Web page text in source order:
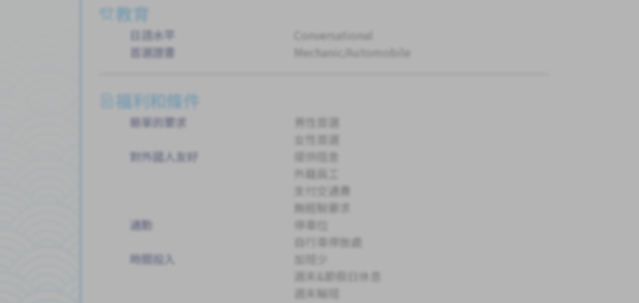
教育
日語水平
Conversational
首選證書
Mechanic/Automobile
福利和條件
簡單的要求
男性首選
女性首選
對外國人友好
提供宿舍
外籍員工
支付交通費
無經驗要求
通勤
停車位
自行車停放處
時間投入
加班少
週末&節假日休息
週末輪班